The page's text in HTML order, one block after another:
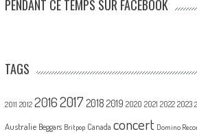
PENDANT CE TEMPS SUR FACEBOOK
TAGS
2011 2012 20162017 2018 2019 2020 2021 2022 2023
Australie Beggars Britpop Canada concert Domino